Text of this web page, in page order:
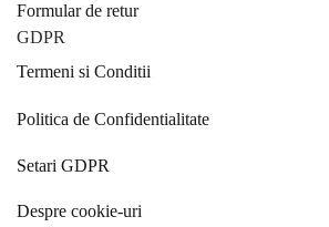
Formular de retur
GDPR
Termeni si Conditii
Politica de Confidentialitate
Setari GDPR
Despre cookie-uri